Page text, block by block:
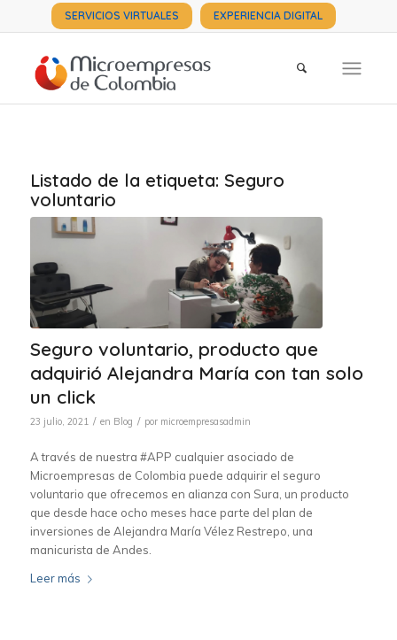
SERVICIOS VIRTUALES EXPERIENCIA DIGITAL
Listado de la etiqueta: Seguro
voluntario
Seguro voluntario, producto que
adquirió Alejandra María con tan solo
un click
23 julio, 2021 / en Blog / por microempresasadmin
A través de nuestra #APP cualquier asociado de
Microempresas de Colombia puede adquirir el seguro
voluntario que ofrecemos en alianza con Sura, un producto
que desde hace ocho meses hace parte del plan de
inversiones de Alejandra María Vélez Restrepo, una
manicurista de Andes.
Leer más